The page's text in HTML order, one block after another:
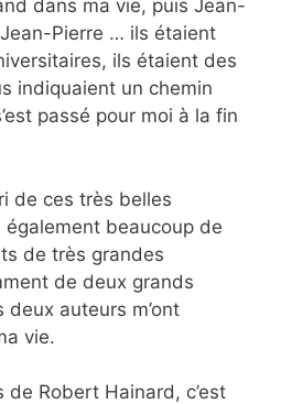
dans ma vie, puis Jean-
Pierre … ils étaient
ils étaient des
indiquaient un chemin
passé pour moi à la fin
de ces très belles
également beaucoup de
de très grandes
de deux grands
auteurs m’ont
vie.
de Robert Hainard, c’est